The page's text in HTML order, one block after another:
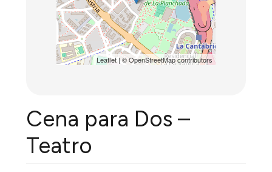
Leaflet| ©OpenStreetMapcontributors
Cena para Dos –
Teatro